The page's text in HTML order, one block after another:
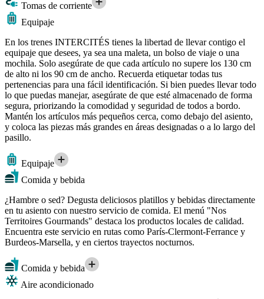
Tomas de corriente
Equipaje
En los trenes INTERCITÉS tienes la libertad de llevar contigo el
equipaje que desees, ya sea una maleta, un bolso de viaje o una
mochila. Solo asegúrate de que cada artículo no supere los 130 cm
de alto ni los 90 cm de ancho. Recuerda etiquetar todas tus
pertenencias para una fácil identificación. Si bien puedes llevar todo
lo que puedas manejar, asegúrate de que esté almacenado de forma
segura, priorizando la comodidad y seguridad de todos a bordo.
Mantén los artículos más pequeños cerca, como debajo del asiento,
y coloca las piezas más grandes en áreas designadas o a lo largo del
pasillo.
Equipaje
Comida y bebida
¿Hambre o sed? Degusta deliciosos platillos y bebidas directamente
en tu asiento con nuestro servicio de comida. El menú "Nos
Territoires Gourmands" destaca los productos locales de calidad.
Encuentra este servicio en rutas como París-Clermont-Ferrance y
Burdeos-Marsella, y en ciertos trayectos nocturnos.
Comida y bebida
Aire acondicionado